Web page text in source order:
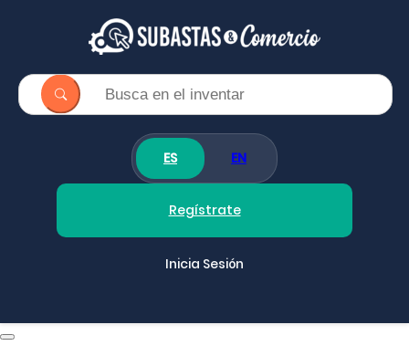
ES EN
Regístrate
Inicia Sesión